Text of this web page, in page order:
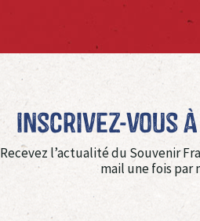
Inscrivez-vous
Recevez l’actualité du Souvenir
mail une fois par